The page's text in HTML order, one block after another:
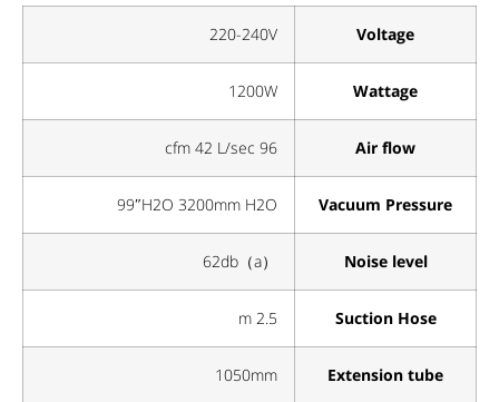
Voltage
220-240V
Wattage
1200W
Air flow
96 cfm 42 L/sec
Vacuum Pressure
99″H2O 3200mm H2O
Noise level
62db（a）
Suction Hose
2.5 m
Extension tube
1050mm